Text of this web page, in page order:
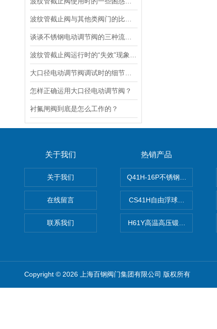
怎样正确运用大口径电动调节阀？
衬氟闸阀到底是怎么工作的？
关于我们
关于我们
在线留言
联系我们
热销产品
Q41H-16P不锈钢硬密封球阀
CS41H自由浮球式蒸汽疏水
H61Y高温高压锻钢止回阀
Copyright © 2026 上海百钢阀门集团有限公司 版权所有